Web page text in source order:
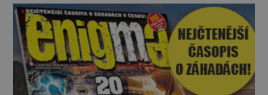
jistotou neví, kdo jej napsal, kdy vznikl ani co
vlastně vypráví. Rohoncský kodex se poprvé
objevuje v roce